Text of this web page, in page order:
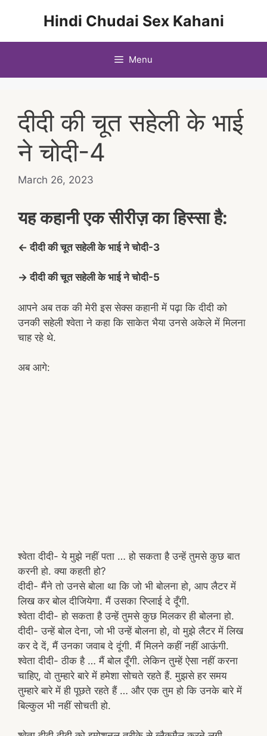
Hindi Chudai Sex Kahani
Menu
दीदी की चूत सहेली के भाई
ने चोदी-4
March 26, 2023
यह कहानी एक सीरीज़ का हिस्सा है:
← दीदी की चूत सहेली के भाई ने चोदी-3
→ दीदी की चूत सहेली के भाई ने चोदी-5
आपने अब तक की मेरी इस सेक्स कहानी में पढ़ा कि दीदी को
उनकी सहेली श्वेता ने कहा कि साकेत भैया उनसे अकेले में मिलना
चाह रहे थे.
अब आगे:
श्वेता दीदी- ये मुझे नहीं पता … हो सकता है उन्हें तुमसे कुछ बात
करनी हो. क्या कहती हो?
दीदी- मैंने तो उनसे बोला था कि जो भी बोलना हो, आप लैटर में
लिख कर बोल दीजियेगा. मैं उसका रिप्लाई दे दूँगी.
श्वेता दीदी- हो सकता है उन्हें तुमसे कुछ मिलकर ही बोलना हो.
दीदी- उन्हें बोल देना, जो भी उन्हें बोलना हो, वो मुझे लैटर में लिख
कर दे दें, मैं उनका जवाब दे दूंगी. मैं मिलने कहीं नहीं आऊंगी.
श्वेता दीदी- ठीक है … मैं बोल दूँगी. लेकिन तुम्हें ऐसा नहीं करना
चाहिए, वो तुम्हारे बारे में हमेशा सोचते रहते हैं. मुझसे हर समय
तुम्हारे बारे में ही पूछते रहते हैं … और एक तुम हो कि उनके बारे में
बिल्कुल भी नहीं सोचती हो.